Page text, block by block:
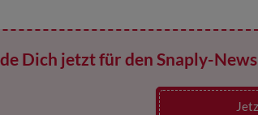
Dich jetzt für den Snaply-